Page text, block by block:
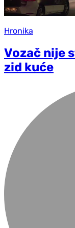
Hronika
Vozač nije
zid kuće